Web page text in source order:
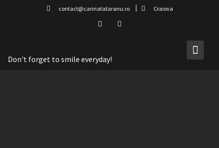
contact@carinatataranu.ro Craiova
Don't forget to smile everyday!